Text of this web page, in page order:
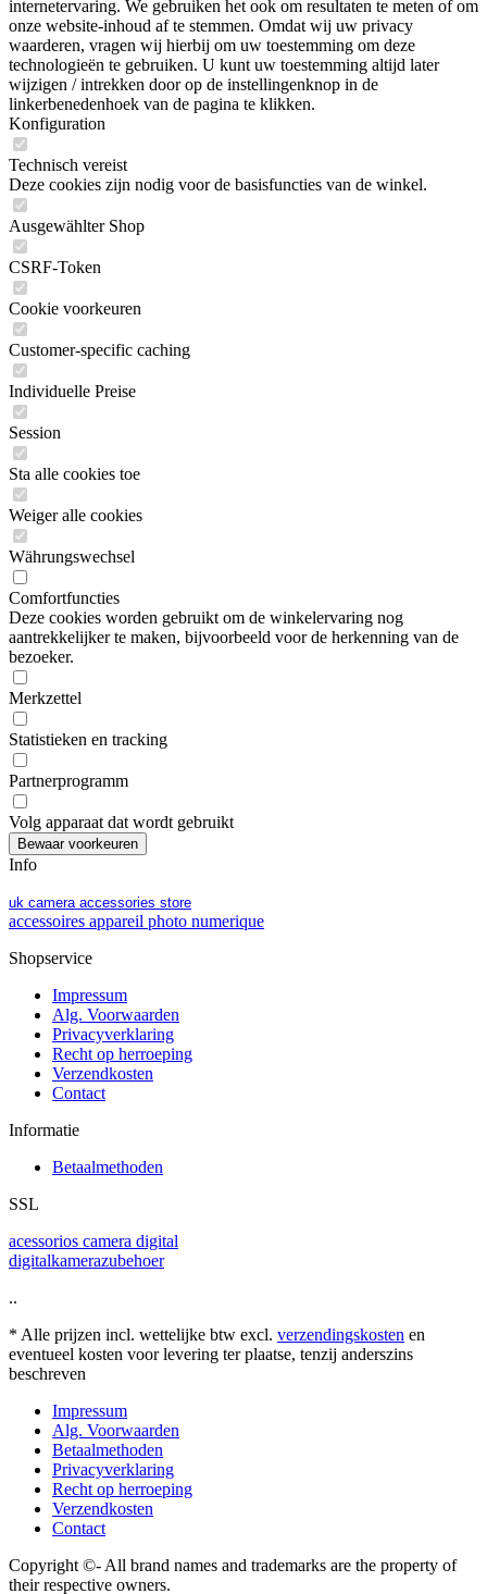
internetervaring. We gebruiken het ook om resultaten te meten of om
onze website-inhoud af te stemmen. Omdat wij uw privacy
waarderen, vragen wij hierbij om uw toestemming om deze
technologieën te gebruiken. U kunt uw toestemming altijd later
wijzigen / intrekken door op de instellingenknop in de
linkerbenedenhoek van de pagina te klikken.
Konfiguration
Technisch vereist
Deze cookies zijn nodig voor de basisfuncties van de winkel.
Ausgewählter Shop
CSRF-Token
Cookie voorkeuren
Customer-specific caching
Individuelle Preise
Session
Sta alle cookies toe
Weiger alle cookies
Währungswechsel
Comfortfuncties
Deze cookies worden gebruikt om de winkelervaring nog
aantrekkelijker te maken, bijvoorbeeld voor de herkenning van de
bezoeker.
Merkzettel
Statistieken en tracking
Partnerprogramm
Volg apparaat dat wordt gebruikt
Info
uk camera accessories store
accessoires appareil photo numerique
Shopservice
Impressum
Alg. Voorwaarden
Privacyverklaring
Recht op herroeping
Verzendkosten
Contact
Informatie
Betaalmethoden
SSL
acessorios camera digital
digitalkamerazubehoer
..
* Alle prijzen incl. wettelijke btw excl. verzendingskosten en
eventueel kosten voor levering ter plaatse, tenzij anderszins
beschreven
Impressum
Alg. Voorwaarden
Betaalmethoden
Privacyverklaring
Recht op herroeping
Verzendkosten
Contact
Copyright ©- All brand names and trademarks are the property of
their respective owners.